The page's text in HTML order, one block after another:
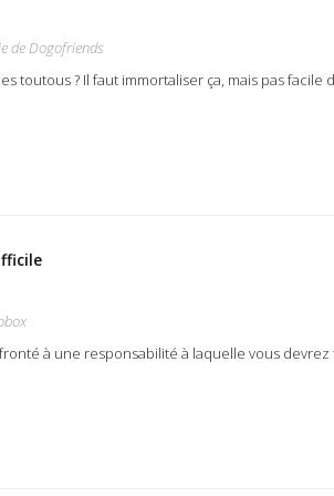
de Dogofriends
toutous ? Il faut immortaliser ça, mais pas facile
à une responsabilité à laquelle vous